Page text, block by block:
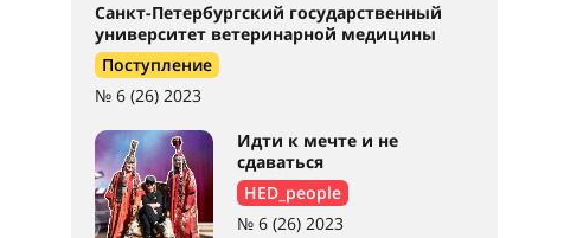
Санкт-Петербургский государственный
университет ветеринарной медицины
Поступление
№ 6 (26) 2023
Идти к мечте и не
сдаваться
HED_people
№ 6 (26) 2023